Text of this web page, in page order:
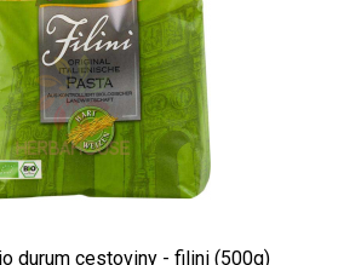
durum cestoviny - filini (500g)